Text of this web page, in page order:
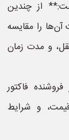
از چندین
را مقایسه
و مدت زمان
فاکتور
و شرایط